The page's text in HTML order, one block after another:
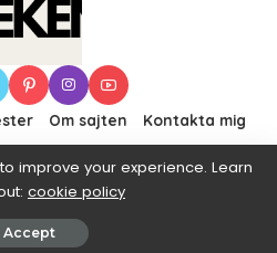
Om sajten Kontakta mig
with Love, powered by
improve your experience. Learn
cookie policy
Accept